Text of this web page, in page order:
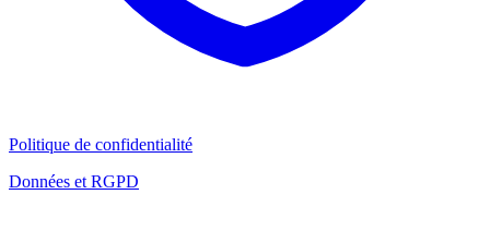
Politique de confidentialité
Données et RGPD